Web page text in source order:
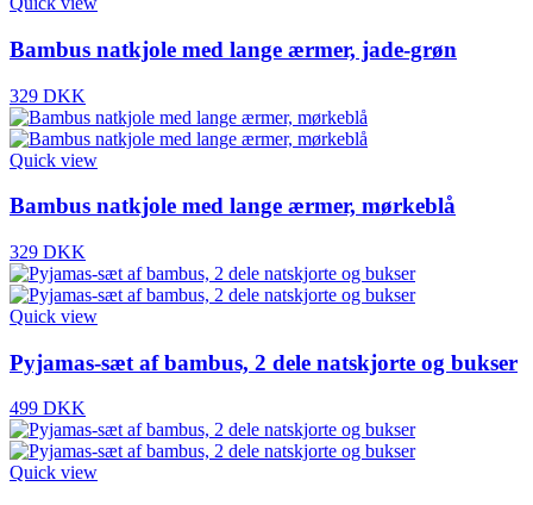
Bambus natkjole med lange ærmer, jade-grøn
329 DKK
Quick view
Bambus natkjole med lange ærmer, mørkeblå
329 DKK
Quick view
Pyjamas-sæt af bambus, 2 dele natskjorte og bukser
499 DKK
Quick view